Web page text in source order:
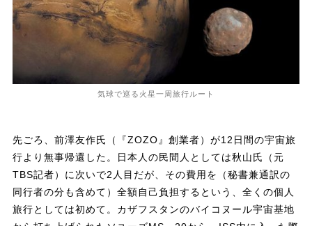
気球で巡る火星一周旅行ルート
先ごろ、前澤友作氏（『ZOZO』創業者）が12日間の宇宙旅
行より無事帰還した。日本人の民間人としては秋山氏（元
TBS記者）に次いで2人目だが、その費用を（秘書兼通訳の
同行者の分も含めて）全額自己負担するという、全くの個人
旅行としては初めて。カザフスタンのバイコヌール宇宙基地